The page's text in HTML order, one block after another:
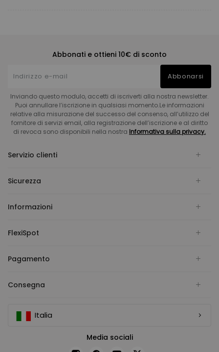
Abbonati e ottieni 10€ di sconto
Abbonarsi
Inviando questo modulo, accetti di iscriverti alla nostra newsletter.
Puoi annullare l’iscrizione in qualsiasi momento.Le informazioni
relative alla misurazione del successo del consenso, all’utilizzo del
fornitore di servizi email, alla registrazione dell’iscrizione e al diritto
di revoca sono disponibili nella nostra Informativa sulla privacy.
Servizio clienti
Sicurezza
Informazioni
FlexiSpot
Pagamento
Consegna
Italia
Media sociali